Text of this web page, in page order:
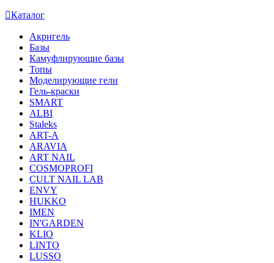
Каталог
Акригель
Базы
Камуфлирующие базы
Топы
Моделирующие гели
Гель-краски
SMART
ALBI
Staleks
ART-A
ARAVIA
ART NAIL
COSMOPROFI
CULT NAIL LAB
ENVY
HUKKO
IMEN
IN'GARDEN
KLIO
LINTO
LUSSO